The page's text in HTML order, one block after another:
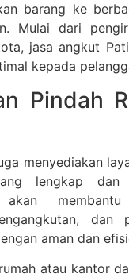
barang ke
Mulai dari
jasa angkut
kepada
Pindah
menyediakan
lengkap dan
akan
dan
aman dan
atau kantor